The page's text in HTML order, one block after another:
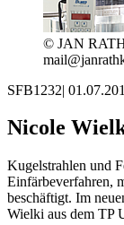
© JAN
SFB1232|
Nicole
Kugelstrahlen und
Einfärbeverfahren,
beschäftigt. Im
Wielki aus dem TP